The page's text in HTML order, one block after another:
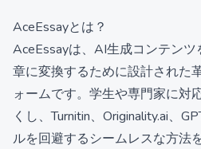
AceEssayとは？
AceEssayは、AI生成コンテン
章に変換するために設計された
ォームです。学生や専門家に対
くし、Turnitin、Originality.ai、
ルを回避するシームレスな方法